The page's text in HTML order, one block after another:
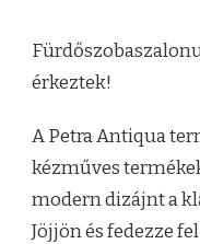
érkeztek!
A Petra Antiqua
kézműves
modern dizájnt a
Jöjjön és fedezze